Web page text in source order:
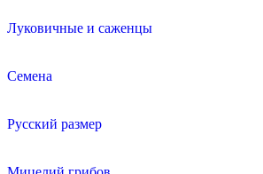
Луковичные и саженцы
Семена
Русский размер